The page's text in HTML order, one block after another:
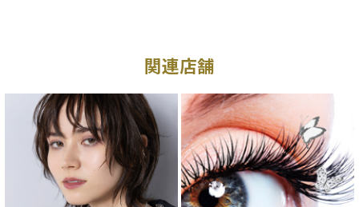
関連店舗